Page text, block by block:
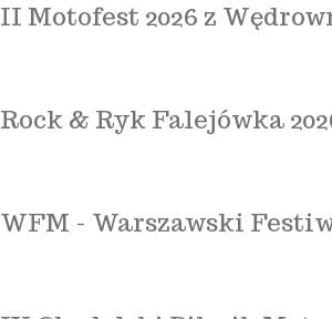
II Motofest 2026 z
Rock & Ryk Falejówka
WFM - Warszawski